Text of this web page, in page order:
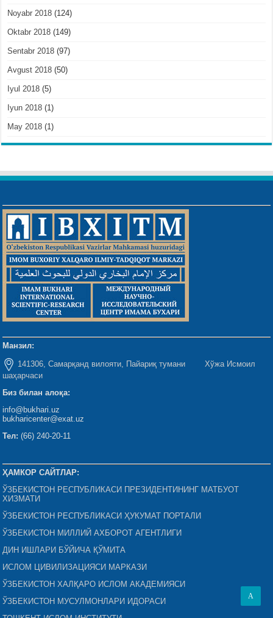
Noyabr 2018 (124)
Oktabr 2018 (149)
Sentabr 2018 (97)
Avgust 2018 (50)
Iyul 2018 (5)
Iyun 2018 (1)
May 2018 (1)
Манзил:
141306, Самарқанд вилояти, Пайариқ тумани Хўжа Исмоил
шаҳарчаси
Биз билан алоқа:
info@bukhari.uz
bukharicenter@exat.uz
Тел: (66) 240-20-11
ҲАМКОР САЙТЛАР:
ЎЗБЕКИСТОН РЕСПУБЛИКАСИ ПРЕЗИДЕНТИНИНГ МАТБУОТ
ХИЗМАТИ
ЎЗБЕКИСТОН РЕСПУБЛИКАСИ ҲУКУМАТ ПОРТАЛИ
ЎЗБЕКИСТОН МИЛЛИЙ АХБОРОТ АГЕНТЛИГИ
ДИН ИШЛАРИ БЎЙИЧА ҚЎМИТА
ИСЛОМ ЦИВИЛИЗАЦИЯСИ МАРКАЗИ
ЎЗБЕКИСТОН ХАЛҚАРО ИСЛОМ АКАДЕМИЯСИ
ЎЗБЕКИСТОН МУСУЛМОНЛАРИ ИДОРАСИ
A